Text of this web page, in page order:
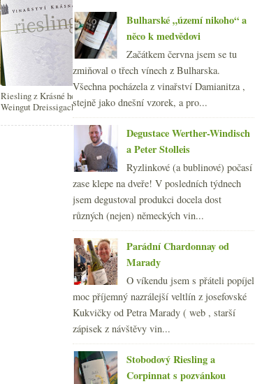
Riesling z Krásné hory a z
Weingut Dreissigacker
Hergot, to je Riesling!
►2009(249)
►2008(270)
►2007(108)
Bulharské „území nikoho“ a
něco k medvědovi
Začátkem června jsem se tu
zmiňoval o třech vínech z Bulharska.
Všechna pocházela z vinařství Damianitza ,
stejně jako dnešní vzorek, a pro...
Degustace Werther-Windisch
a Peter Stolleis
Ryzlinkové (a bublinové) počasí
zase klepe na dveře! V posledních týdnech
jsem degustoval produkci docela dost
různých (nejen) německých vin...
Parádní Chardonnay od
Marady
O víkendu jsem s přáteli popíjel
moc příjemný nazrálejší veltlín z josefovské
Kukvičky od Petra Marady ( web , starší
zápisek z návštěvy vin...
Stobodový Riesling a
Corpinnat s pozvánkou